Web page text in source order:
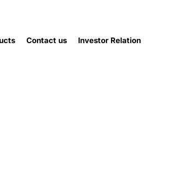
Contact us Investor Relation